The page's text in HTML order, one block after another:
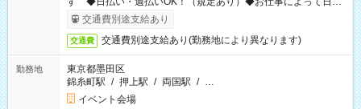
も異なります
交通費別途支給あり
交通費 交通費別途支給あり(勤務地により異なります)
勤務地
東京都墨田区
錦糸町駅 / 押上駅 / 両国駅 / …
イベント会場